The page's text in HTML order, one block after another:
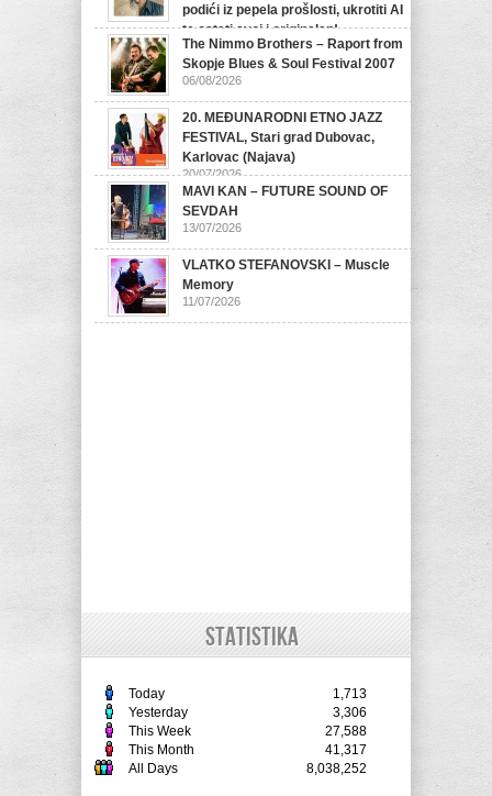
podići iz pepela prošlosti, ukrotiti AI
te ostati svoj i originalan!
07/08/2026
The Nimmo Brothers – Raport from
Skopje Blues & Soul Festival 2007
06/08/2026
20. MEĐUNARODNI ETNO JAZZ
FESTIVAL, Stari grad Dubovac,
Karlovac (Najava)
20/07/2026
MAVI KAN – FUTURE SOUND OF
SEVDAH
13/07/2026
VLATKO STEFANOVSKI – Muscle
Memory
11/07/2026
STATISTIKA
Today
1,713
Yesterday
3,306
This Week
27,588
This Month
41,317
All Days
8,038,252